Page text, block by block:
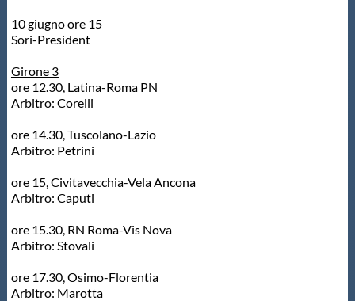
Privacy
Cookie Policy
Archivio News
Flash News
Galleria fotografica
Videogallery
10 giugno ore 15
Sori-President
Girone 3
ore 12.30, Latina-Roma PN
Arbitro: Corelli
ore 14.30, Tuscolano-Lazio
Arbitro: Petrini
ore 15, Civitavecchia-Vela Ancona
Arbitro: Caputi
ore 15.30, RN Roma-Vis Nova
Arbitro: Stovali
ore 17.30, Osimo-Florentia
Arbitro: Marotta